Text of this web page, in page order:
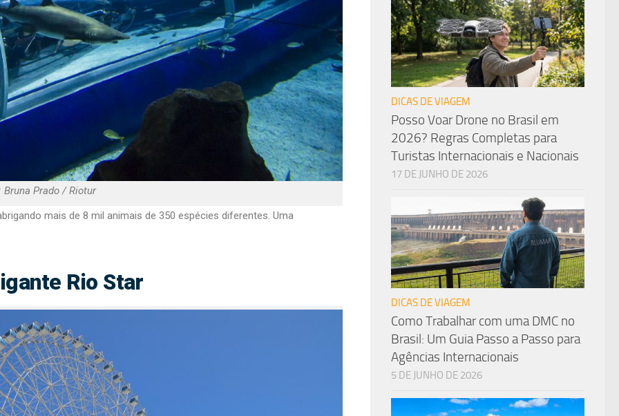
Bruna Prado / Riotur
mais de 8 mil animais de 350 espécies diferentes. Uma
Rio Star
DICAS DE VIAGEM
Posso Voar Drone no Brasil em
2026? Regras Completas para
Turistas Internacionais e Nacionais
17 DE JUNHO DE 2026
DICAS DE VIAGEM
Como Trabalhar com uma DMC no
Brasil: Um Guia Passo a Passo para
Agências Internacionais
5 DE JUNHO DE 2026